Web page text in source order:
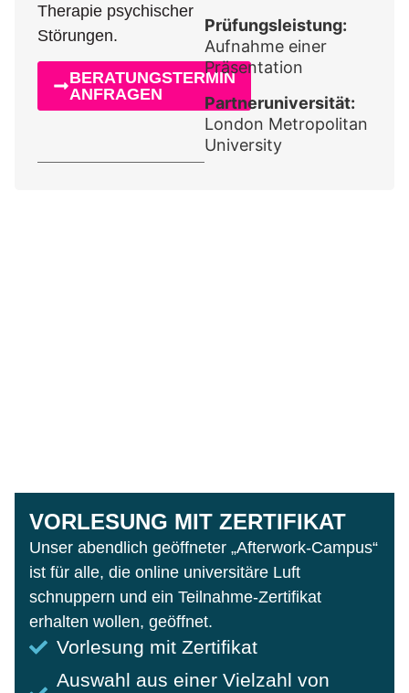
Therapie psychischer
Störungen.
BERATUNGSTERMIN
ANFRAGEN
Prüfungsleistung:
Aufnahme einer
Präsentation
Partneruniversität:
London Metropolitan
University
VORLESUNG MIT ZERTIFIKAT
Unser abendlich geöffneter „Afterwork-Campus“
ist für alle, die online universitäre Luft
schnuppern und ein Teilnahme-Zertifikat
erhalten wollen, geöffnet.
Vorlesung mit Zertifikat
Auswahl aus einer Vielzahl von